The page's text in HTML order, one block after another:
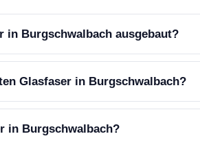
in Burgschwalbach ausgebaut?
Glasfaser in Burgschwalbach?
in Burgschwalbach?